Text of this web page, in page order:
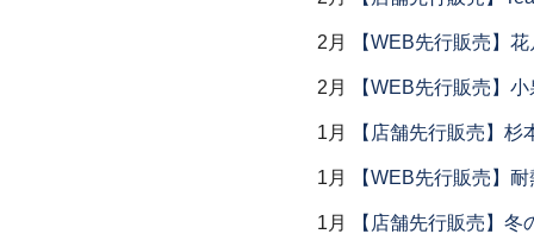
2月 【WEB先行販売】
2月 【WEB先行販売】
1月 【店舗先行販売】
1月 【WEB先行販売】
1月 【店舗先行販売】冬